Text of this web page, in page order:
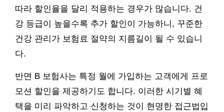
따라 할인율을 달리 적용하는 경우가 많습니다. 건
강 등급이 높을수록 추가 할인이 가능하니, 꾸준한
건강 관리가 보험료 절약의 지름길이 될 수 있습니
다.
반면 B 보험사는 특정 월에 가입하는 고객에게 프로
모션 할인을 제공하기도 합니다. 이러한 시기별 혜
택을 미리 파악하고 신청하는 것이 현명한 접근법입